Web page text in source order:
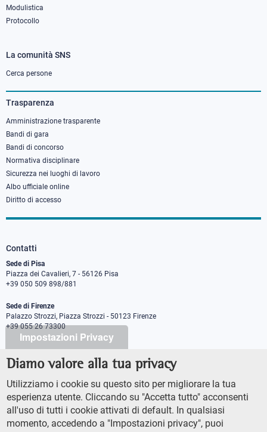
Impostazioni Privacy
Diamo valore alla tua privacy
Utilizziamo i cookie su questo sito per migliorare la tua
esperienza utente. Cliccando su "Accetta tutto" acconsenti
all'uso di tutti i cookie attivati di default. In qualsiasi
momento, accedendo a "Impostazioni privacy", puoi
Modulistica
Protocollo
Footer
column
3
La comunità SNS
Cerca persone
Trasparenza
Amministrazione trasparente
Bandi di gara
Bandi di concorso
Normativa disciplinare
Sicurezza nei luoghi di lavoro
Albo ufficiale online
Diritto di accesso
Contatti
Sede di Pisa
Piazza dei Cavalieri, 7 - 56126 Pisa
+39 050 509 898/881
Sede di Firenze
Palazzo Strozzi, Piazza Strozzi - 50123 Firenze
+39 055 26 73300
PEC protocollo@pec.sns.it
Codice Fiscale 8000 5050507
Ufficio comunicazione
Addetto stampa
URP - Ufficio relazioni con il pubblico